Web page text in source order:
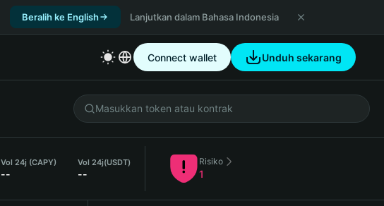
Beralih ke English Lanjutkan dalam Bahasa Indonesia
Connect wallet Unduh sekarang
Vol 24j (CAPY)
--
Vol 24j(USDT)
--
Risiko
1